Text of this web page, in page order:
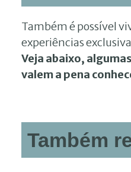
Também é possível
experiências
Veja abaixo,
valem a pena
Também